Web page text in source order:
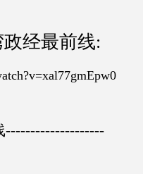
经最前线:
--------------------